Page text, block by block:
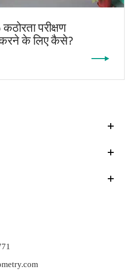
परीक्षण
करने के लिए कैसे?